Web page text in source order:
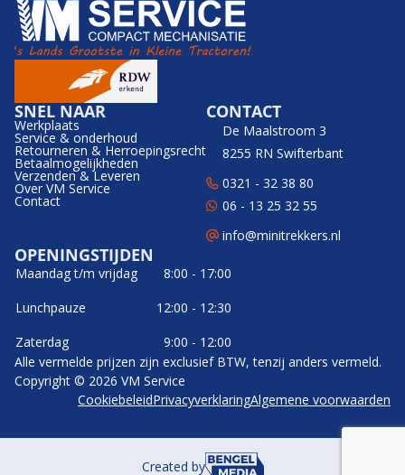
SNEL NAAR
Werkplaats
Service & onderhoud
Retourneren & Herroepingsrecht
Betaalmogelijkheden
Verzenden & Leveren
Over VM Service
Contact
CONTACT
De Maalstroom 3
8255 RN Swifterbant
0321 - 32 38 80
06 - 13 25 32 55
info@minitrekkers.nl
OPENINGSTIJDEN
Maandag t/m vrijdag
8:00 - 17:00
Lunchpauze
12:00 - 12:30
Zaterdag
9:00 - 12:00
Alle vermelde prijzen zijn exclusief BTW, tenzij anders vermeld.
Copyright © 2026 VM Service
CookiebeleidPrivacyverklaringAlgemene voorwaarden
Created by